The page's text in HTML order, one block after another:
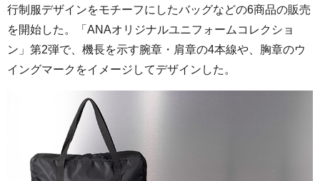
行制服デザインをモチーフにしたバッグなどの6商品の販売
を開始した。「ANAオリジナルユニフォームコレクショ
ン」第2弾で、機長を示す腕章・肩章の4本線や、胸章のウ
イングマークをイメージしてデザインした。